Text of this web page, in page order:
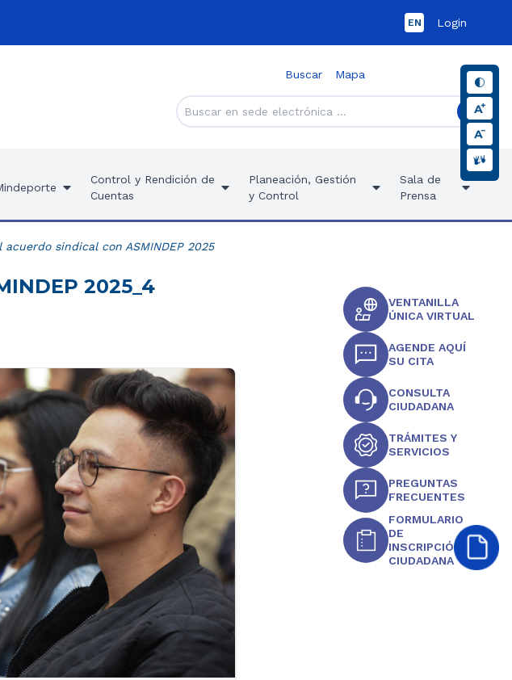
EN Login
Buscar Mapa
Control y Rendición de
Cuentas
Planeación, Gestión
y Control
Sala de
Prensa
acuerdo sindical con ASMINDEP 2025
2025_4
VENTANILLA
ÚNICA VIRTUAL
AGENDE AQUÍ
SU CITA
CONSULTA
CIUDADANA
TRÁMITES Y
SERVICIOS
PREGUNTAS
FRECUENTES
FORMULARIO
DE
INSCRIPCIÓN
CIUDADANA